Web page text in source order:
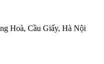
Hoà, Cầu Giấy, Hà Nội